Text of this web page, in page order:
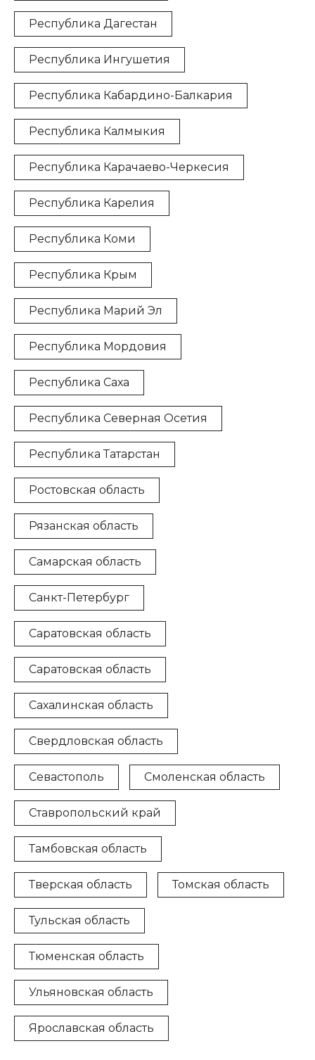
Республика Дагестан
Республика Ингушетия
Республика Кабардино-Балкария
Республика Калмыкия
Республика Карачаево-Черкесия
Республика Карелия
Республика Коми
Республика Крым
Республика Марий Эл
Республика Мордовия
Республика Саха
Республика Северная Осетия
Республика Татарстан
Ростовская область
Рязанская область
Самарская область
Санкт-Петербург
Саратовская область
Саратовская область
Сахалинская область
Свердловская область
Севастополь Смоленская область
Ставропольский край
Тамбовская область
Тверская область Томская область
Тульская область
Тюменская область
Ульяновская область
Ярославская область